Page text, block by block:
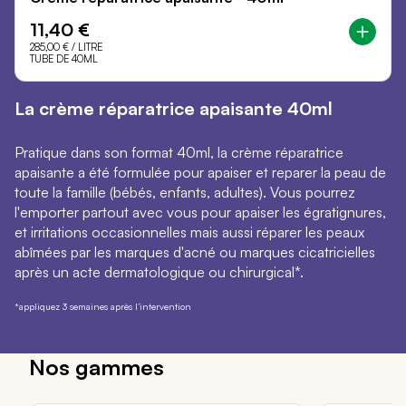
11,40 €
285,00 € / LITRE
TUBE DE 40ML
La crème réparatrice apaisante 40ml
Pratique dans son format 40ml, la crème réparatrice
apaisante a été formulée pour apaiser et reparer la peau de
toute la famille (bébés, enfants, adultes). Vous pourrez
l'emporter partout avec vous pour apaiser les égratignures,
et irritations occasionnelles mais aussi réparer les peaux
abîmées par les marques d'acné ou marques cicatricielles
après un acte dermatologique ou chirurgical*.
*appliquez 3 semaines après l’intervention
Nos gammes